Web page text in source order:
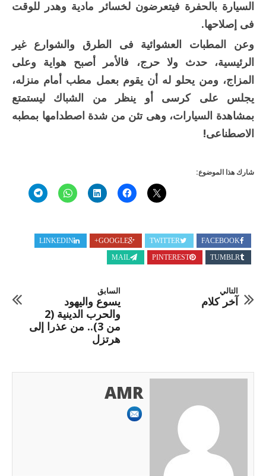
السيارة بالحفرة فيتعرضون لخسائر مادية وهدر للوقت
فى إصلاحها.
وعن المطبات العشوائية فى الطرق والشوارع غير
الرئيسية، حدث ولا حرج، فالأمر أصبح هواية وعلى
المزاج، ومن يحلو له أن يقوم بعمل مطب أمام منزله،
يجلس على كرسى أو ينظر من الشباك ليستمتع
بمشاهدة السيارات، وهى تئن من شدة اصطدامها بمطبه
الاصطناعى!
شارك هذا الموضوع:
FACEBOOK
TWITTER
GOOGLE+
LINKEDIN
TUMBLR
PINTEREST
MAIL
السابق
يسوع واليهود
والحرب الدينية (2
من 3).. من عذرا إلى
هرتزل
التالي
آخر كلام
AMR